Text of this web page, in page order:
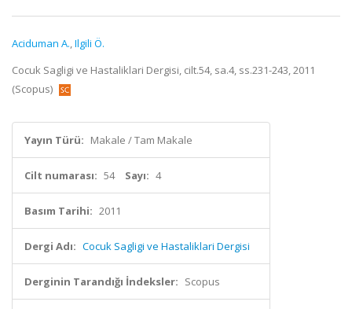
Aciduman A.,Ilgili Ö.
Cocuk Sagligi ve Hastaliklari Dergisi, cilt.54, sa.4, ss.231-243, 2011
(Scopus)
Yayın Türü: Makale / Tam Makale
Cilt numarası: 54 Sayı: 4
Basım Tarihi: 2011
Dergi Adı: Cocuk Sagligi ve Hastaliklari Dergisi
Derginin Tarandığı İndeksler: Scopus